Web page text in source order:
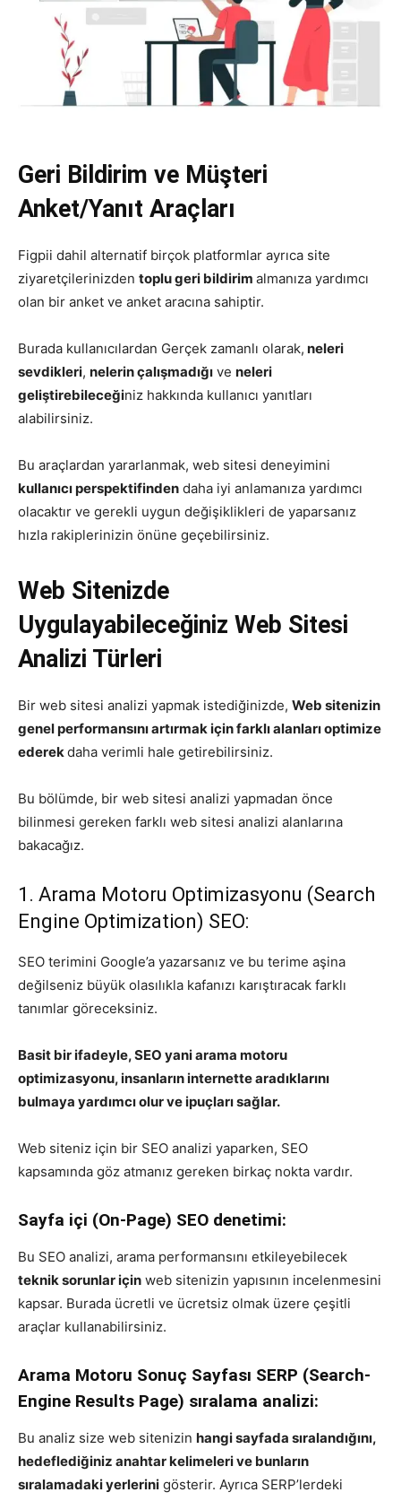
Geri Bildirim ve Müşteri
Anket/Yanıt Araçları
Figpii dahil alternatif birçok platformlar ayrıca site
ziyaretçilerinizden toplu geri bildirim almanıza yardımcı
olan bir anket ve anket aracına sahiptir.
Burada kullanıcılardan Gerçek zamanlı olarak, neleri
sevdikleri, nelerin çalışmadığı ve neleri
geliştirebileceğiniz hakkında kullanıcı yanıtları
alabilirsiniz.
Bu araçlardan yararlanmak, web sitesi deneyimini
kullanıcı perspektifinden daha iyi anlamanıza yardımcı
olacaktır ve gerekli uygun değişiklikleri de yaparsanız
hızla rakiplerinizin önüne geçebilirsiniz.
Web Sitenizde
Uygulayabileceğiniz Web Sitesi
Analizi Türleri
Bir web sitesi analizi yapmak istediğinizde, Web sitenizin
genel performansını artırmak için farklı alanları optimize
ederek daha verimli hale getirebilirsiniz.
Bu bölümde, bir web sitesi analizi yapmadan önce
bilinmesi gereken farklı web sitesi analizi alanlarına
bakacağız.
1. Arama Motoru Optimizasyonu (Search
Engine Optimization) SEO:
SEO terimini Google’a yazarsanız ve bu terime aşina
değilseniz büyük olasılıkla kafanızı karıştıracak farklı
tanımlar göreceksiniz.
Basit bir ifadeyle, SEO yani arama motoru
optimizasyonu, insanların internette aradıklarını
bulmaya yardımcı olur ve ipuçları sağlar.
Web siteniz için bir SEO analizi yaparken, SEO
kapsamında göz atmanız gereken birkaç nokta vardır.
Sayfa içi (On-Page) SEO denetimi:
Bu SEO analizi, arama performansını etkileyebilecek
teknik sorunlar için web sitenizin yapısının incelenmesini
kapsar. Burada ücretli ve ücretsiz olmak üzere çeşitli
araçlar kullanabilirsiniz.
Arama Motoru Sonuç Sayfası SERP (Search-
Engine Results Page) sıralama analizi:
Bu analiz size web sitenizin hangi sayfada sıralandığını,
hedeflediğiniz anahtar kelimeleri ve bunların
sıralamadaki yerlerini gösterir. Ayrıca SERP’lerdeki